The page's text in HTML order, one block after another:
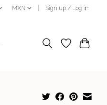
MXN Sign up / Log in